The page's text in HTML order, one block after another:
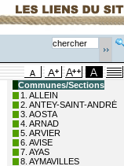
Communes/Sections
1. ALLEIN
2. ANTEY-SAINT-ANDRÉ
3. AOSTA
4. ARNAD
5. ARVIER
6. AVISE
7. AYAS
8. AYMAVILLES